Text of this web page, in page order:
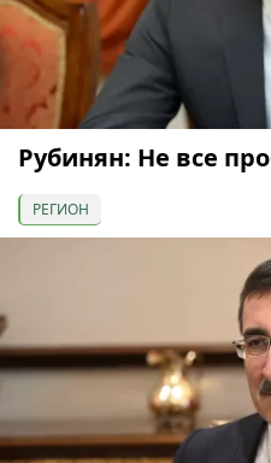
Рубинян: Не все
РЕГИОН